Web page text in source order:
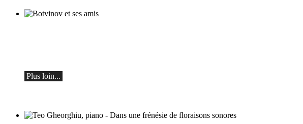
Plus loin...